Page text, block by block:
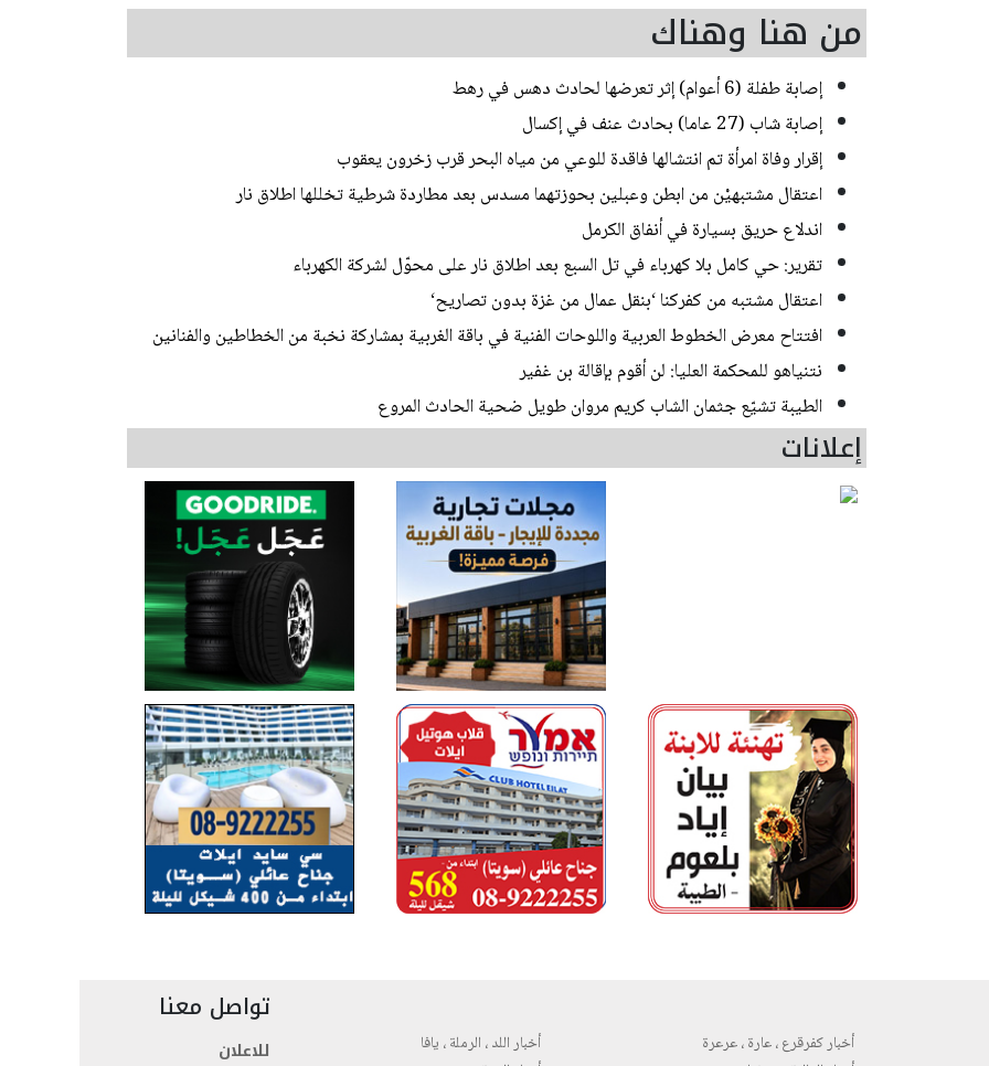
من هنا وهناك
إصابة طفلة (6 أعوام) إثر تعرضها لحادث دهس في رهط
إصابة شاب (27 عاما) بحادث عنف في إكسال
إقرار وفاة امرأة تم انتشالها فاقدة للوعي من مياه البحر قرب زخرون يعقوب
اعتقال مشتبهيْن من ابطن وعبلين بحوزتهما مسدس بعد مطاردة شرطية تخللها اطلاق نار
اندلاع حريق بسيارة في أنفاق الكرمل
تقرير: حي كامل بلا كهرباء في تل السبع بعد اطلاق نار على محوّل لشركة الكهرباء
اعتقال مشتبه من كفركنا ‘بنقل عمال من غزة بدون تصاريح‘
افتتاح معرض الخطوط العربية واللوحات الفنية في باقة الغربية بمشاركة نخبة من الخطاطين والفنانين
نتنياهو للمحكمة العليا: لن أقوم بإقالة بن غفير
الطيبة تشيّع جثمان الشاب كريم مروان طويل ضحية الحادث المروع
إعلانات
أخبار كفرقرع ، عارة ، عرعرة
أخبار اللد ، الرملة ، يافا
تواصل معنا
للاعلان